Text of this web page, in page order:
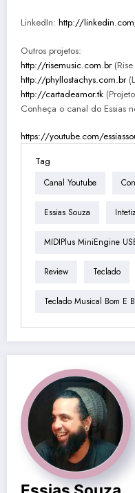
LinkedIn: http://
Outros projetos:
http://risemusic.com.br(Rise
http://phyllostachys.com.br
http://cartadeamor.tk
Conheça o canal do Essias
https://youtube.com/
Tag
Canal Youtube
Essias Souza
MIDIPlus MiniEngine
Review Teclado
Teclado Musical Bom E